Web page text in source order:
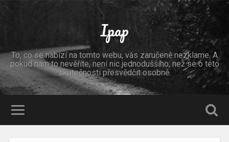
Ipap
To, co se nabízí na tomto webu, vás zaručeně nezklame. A
pokud nám to nevěříte, není nic jednoduššího, než se o této
skutečnosti přesvědčit osobně.